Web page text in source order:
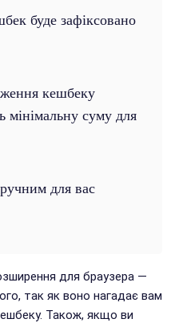
буде зафіксовано
кешбеку
мінімальну суму для
для вас
для браузера —
так як воно нагадає вам
Також, якщо ви